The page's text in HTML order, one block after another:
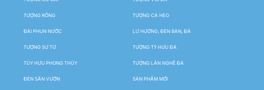
TƯỢNG RỒNG TƯỢNG CÁ HEO
ĐÀI PHUN NƯỚC LƯ HƯƠNG, ĐÈN BÀN, ĐÁ
TƯỢNG SƯ TỬ TƯỢNG TỲ HƯU ĐÁ
TÙY HƯU PHONG THỦY TƯỢNG LÂN NGHÊ ĐÁ
ĐÈN SÂN VƯỜN SẢN PHẨM MỚI